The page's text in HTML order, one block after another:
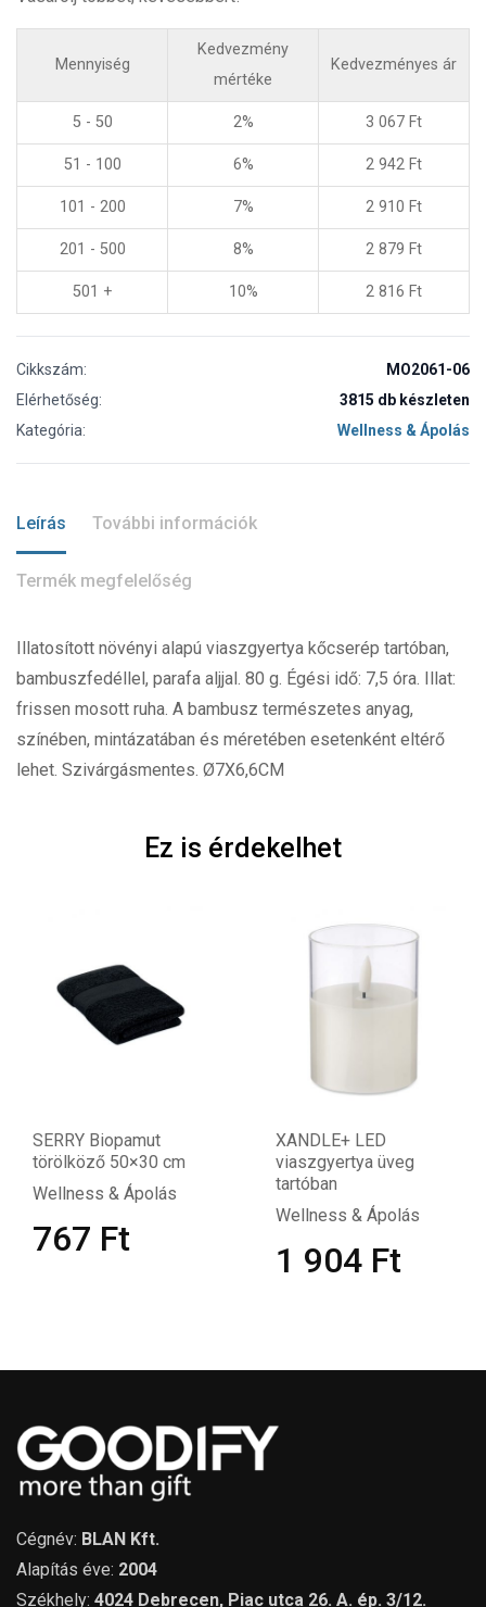
Mennyiség
Kedvezmény
mértéke
Kedvezményes ár
5 - 50 2% 3 067 Ft
51 - 100 6% 2 942 Ft
101 - 200 7% 2 910 Ft
201 - 500 8% 2 879 Ft
501 + 10% 2 816 Ft
Cikkszám:
MO2061-06
Elérhetőség:
3815 db készleten
Kategória:
Wellness & Ápolás
Leírás További információk
Termék megfelelőség
Illatosított növényi alapú viaszgyertya kőcserép tartóban,
bambuszfedéllel, parafa aljjal. 80 g. Égési idő: 7,5 óra. Illat:
frissen mosott ruha. A bambusz természetes anyag,
színében, mintázatában és méretében esetenként eltérő
lehet. Szivárgásmentes. Ø7X6,6CM
Ez is érdekelhet
SERRY Biopamut
törölköző 50×30 cm
Wellness & Ápolás
767 Ft
XANDLE+ LED
viaszgyertya üveg
tartóban
Wellness & Ápolás
1 904 Ft
Cégnév: BLAN Kft.
Alapítás éve: 2004
Székhely: 4024 Debrecen, Piac utca 26. A. ép. 3/12.